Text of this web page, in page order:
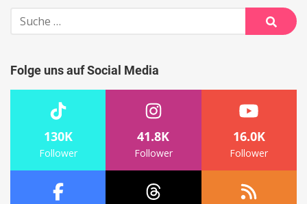
Suche
nach:
Suche
Folge uns auf Social Media
130K
Follower
41.8K
Follower
16.0K
Follower